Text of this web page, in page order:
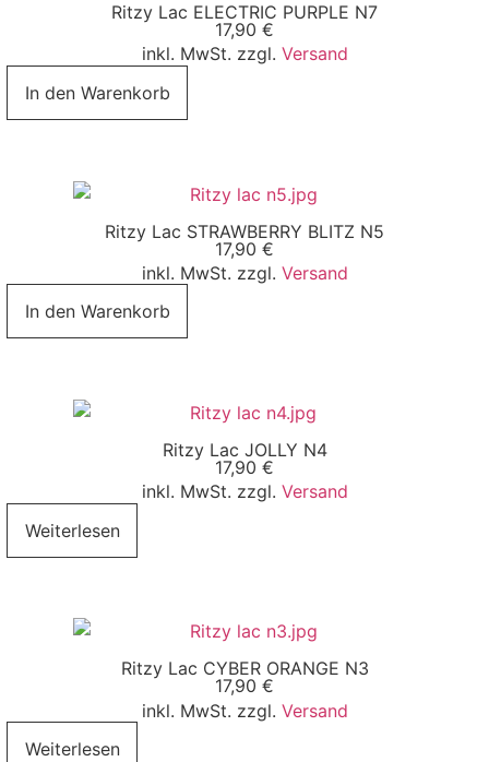
Ritzy Lac ELECTRIC PURPLE N7
17,90 €
inkl. MwSt. zzgl. Versand
In den Warenkorb
Ritzy Lac STRAWBERRY BLITZ N5
17,90 €
inkl. MwSt. zzgl. Versand
In den Warenkorb
Ritzy Lac JOLLY N4
17,90 €
inkl. MwSt. zzgl. Versand
Weiterlesen
Ritzy Lac CYBER ORANGE N3
17,90 €
inkl. MwSt. zzgl. Versand
Weiterlesen